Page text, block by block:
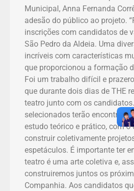
Municipal, Anna Fernanda
adesão do público ao projeto.
inscrições com candidatos de
São Pedro da Aldeia. Uma
incríveis com características
que proporcionou a formação
Foi um trabalho difícil e
que durante dois dias de THE
teatro junto com os
selecionados terão encontros
estudo teórico e prático, com o
construir coletivamente
espetáculos. É importante ter
teatro é uma arte coletiva e,
construiremos juntos os
Companhia. Aos candidatos